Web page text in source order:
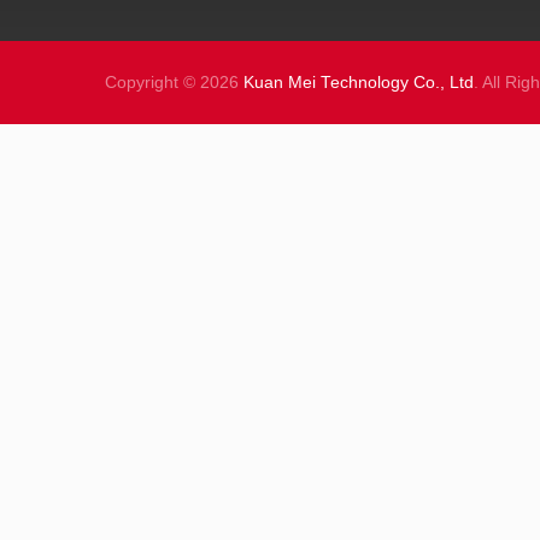
Copyright © 2026 Kuan Mei Technology Co., Ltd . All